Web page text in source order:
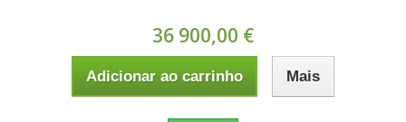
36 900,00 €
Adicionar ao carrinho Mais